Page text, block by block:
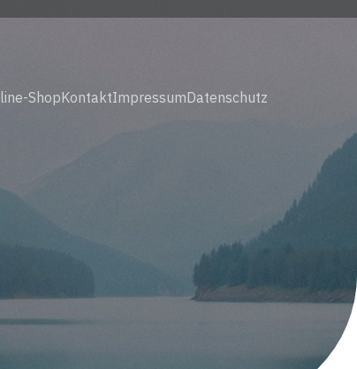
ShopKontaktImpressumDatenschutz